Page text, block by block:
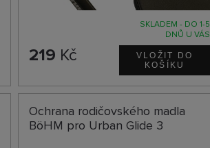
SKLADEM - DO 1-5
DNŮ U VÁS
219 Kč
Ochrana rodičovského madla
BöHM pro Urban Glide 3